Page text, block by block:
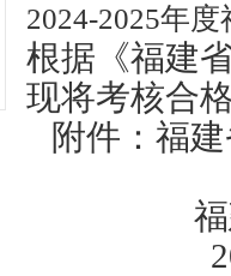
2024-2025年
根据《福建
现将考核合
附件：福建
福建省